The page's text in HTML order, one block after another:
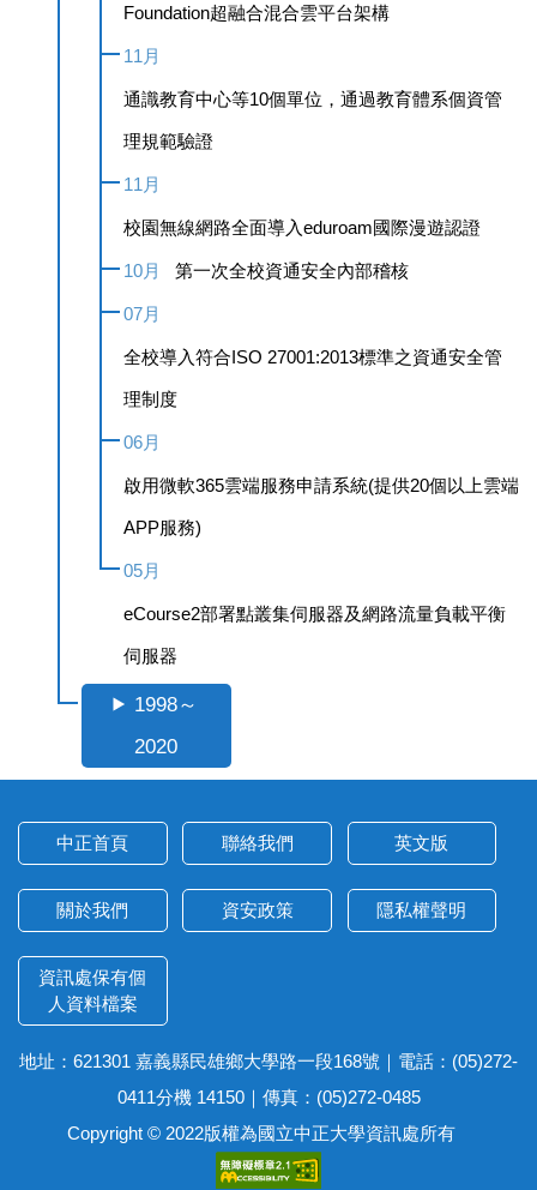
Foundation超融合混合雲平台架構
11月
通識教育中心等10個單位，通過教育體系個資管
理規範驗證
11月
校園無線網路全面導入eduroam國際漫遊認證
10月 第一次全校資通安全內部稽核
07月
全校導入符合ISO 27001:2013標準之資通安全管
理制度
06月
啟用微軟365雲端服務申請系統(提供20個以上雲端
APP服務)
05月
eCourse2部署點叢集伺服器及網路流量負載平衡
伺服器
1998～
2020
中正首頁 聯絡我們 英文版
關於我們 資安政策 隱私權聲明
資訊處保有個
人資料檔案
地址：621301 嘉義縣民雄鄉大學路一段168號｜電話：(05)272-
0411分機 14150｜傳真：(05)272-0485
Copyright © 2022版權為國立中正大學資訊處所有